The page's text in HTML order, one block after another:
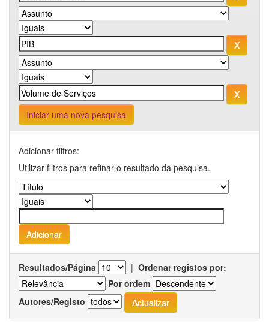
Iniciar uma nova pesquisa
Adicionar filtros:
Utilizar filtros para refinar o resultado da pesquisa.
Resultados/Página | Ordenar registos por:
Por ordem
Autores/Registo